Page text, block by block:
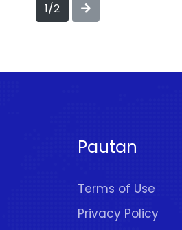
1/2
Pautan
Terms of Use
Privacy Policy